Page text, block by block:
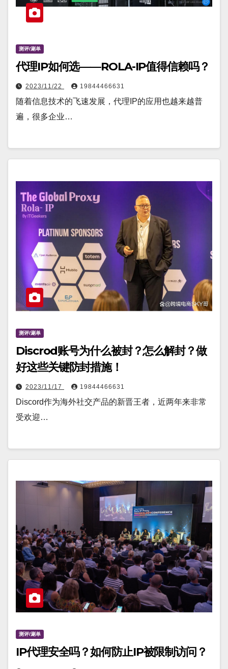
测评/涮单
代理IP如何选——ROLA-IP值得信赖吗？
2023/11/22 19844466631
随着信息技术的飞速发展，代理IP的应用也越来越普
遍，很多企业…
测评/涮单
Discrod账号为什么被封？怎么解封？做
好这些关键防封措施！
2023/11/17 19844466631
Discord作为海外社交产品的新晋王者，近两年来非常
受欢迎…
测评/涮单
IP代理安全吗？如何防止IP被限制访问？